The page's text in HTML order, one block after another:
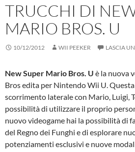
TRUCCHI DI
MARIO BROS. U
10/12/2012 WII PEEKER LASCIA
New Super Mario Bros. U è la nuova
Bros edita per Nintendo Wii U.
scorrimento laterale con Mario, Luigi,
possibilità di utilizzare il proprio
nuovo videogame hai la possibilità di
del Regno dei Funghi e di esplorare
potenziamenti esclusivi e nuove